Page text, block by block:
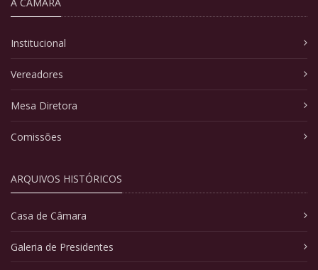
Institucional
Vereadores
Mesa Diretora
Comissões
ARQUIVOS HISTÓRICOS
Casa de Câmara
Galeria de Presidentes